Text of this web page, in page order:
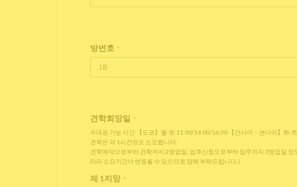
방번호 *
견학희망일 *
※대응 가능 시간:【도쿄】월-토 11:00/14:00/16:30 【간사이・센다이】화-
견학은 약 1시간정도 소요됩니다.
견학예약으로부터 견학까지 2영업일, 입주신청으로부터 입주까지 3영업일 정
따라 소요기간이 변동될 수 있으므로 양해 부탁드립니다.)
제 1지망 *